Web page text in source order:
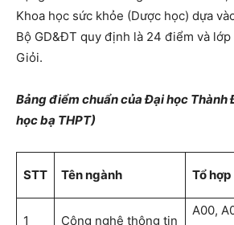
Khoa học sức khỏe (Dược học) dựa
Bộ GD&ĐT quy định là 24 điểm và lớp
Giỏi.
Bảng điểm chuẩn của Đại học Thành
học bạ THPT)
STT Tên ngành Tổ hợp
1 Công nghệ thông tin
A00,